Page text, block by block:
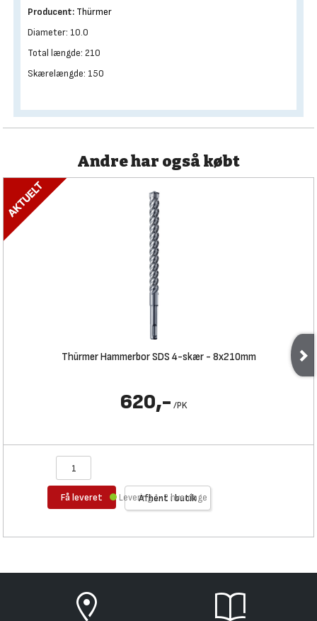
Producent: Thürmer
Diameter: 10.0
Total længde: 210
Skærelængde: 150
Andre har også købt
Thürmer Hammerbor SDS 4-skær - 8x210mm
620,- /PK
Få leveret Afhent i butik
Levering 1-2 hverdage